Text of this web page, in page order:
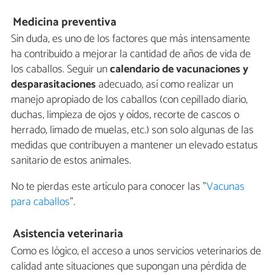
Medicina preventiva
Sin duda, es uno de los factores que más intensamente
ha contribuido a mejorar la cantidad de años de vida de
los caballos. Seguir uncalendario de vacunaciones y
desparasitaciones adecuado, así como realizar un
manejo apropiado de los caballos (con cepillado diario,
duchas, limpieza de ojos y oídos, recorte de cascos o
herrado, limado de muelas, etc.) son solo algunas de las
medidas que contribuyen a mantener un elevado estatus
sanitario de estos animales.
No te pierdas este artículo para conocer las "Vacunas
para caballos".
Asistencia veterinaria
Como es lógico, el acceso a unos servicios veterinarios de
calidad ante situaciones que supongan una pérdida de